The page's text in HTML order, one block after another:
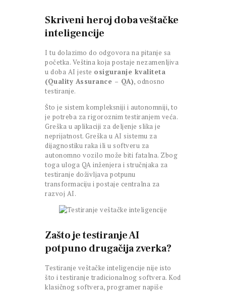
Skriveni heroj doba veštačke
inteligencije
I tu dolazimo do odgovora na pitanje sa
početka. Veština koja postaje nezamenljiva
u doba AI jeste osiguranje kvaliteta
(Quality Assurance – QA), odnosno
testiranje.
Što je sistem kompleksniji i autonomniji, to
je potreba za rigoroznim testiranjem veća.
Greška u aplikaciji za deljenje slika je
neprijatnost. Greška u AI sistemu za
dijagnostiku raka ili u softveru za
autonomno vozilo može biti fatalna. Zbog
toga uloga QA inženjera i stručnjaka za
testiranje doživljava potpunu
transformaciju i postaje centralna za
razvoj AI.
Zašto je testiranje AI
potpuno drugačija zverka?
Testiranje veštačke inteligencije nije isto
što i testiranje tradicionalnog softvera. Kod
klasičnog softvera, programer napiše